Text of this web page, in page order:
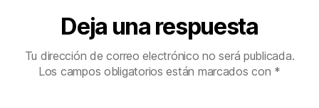
Deja una respuesta
Tu dirección de correo electrónico no será publicada.
Los campos obligatorios están marcados con *